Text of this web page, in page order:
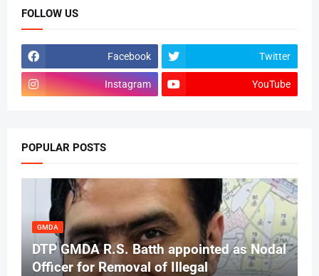
FOLLOW US
Facebook Twitter
Instagram YouTube
POPULAR POSTS
GMDA
DTP GMDA R.S. Batth appointed as Nodal
Officer for Removal of Illegal